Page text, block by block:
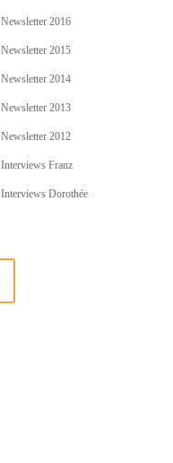
Newsletter 2016
Newsletter 2015
Newsletter 2014
Newsletter 2013
Newsletter 2012
Interviews Franz
Interviews Dorothée